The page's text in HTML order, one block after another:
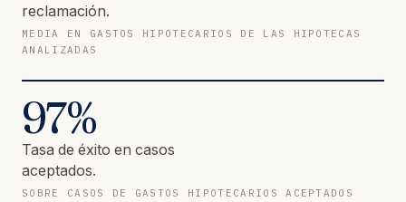
reclamación.
MEDIA EN GASTOS HIPOTECARIOS DE LAS HIPOTECAS
ANALIZADAS
97%
Tasa de éxito en casos
aceptados.
SOBRE CASOS DE GASTOS HIPOTECARIOS ACEPTADOS